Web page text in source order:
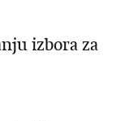
izbora za